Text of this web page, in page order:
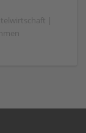
|